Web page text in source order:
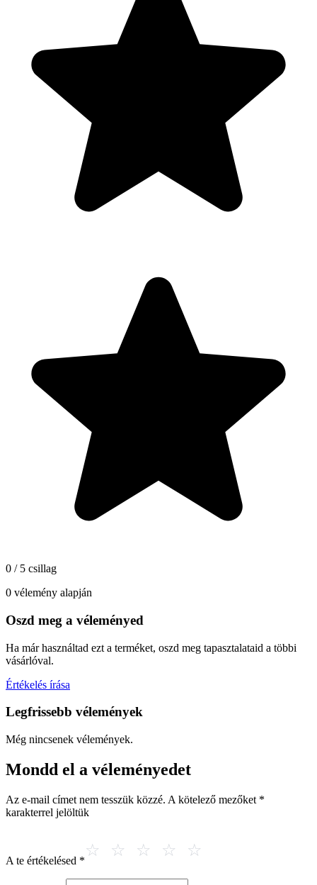
0 / 5 csillag
0 vélemény alapján
Oszd meg a véleményed
Ha már használtad ezt a terméket, oszd meg tapasztalataid a többi
vásárlóval.
Értékelés írása
Legfrissebb vélemények
Még nincsenek vélemények.
Mondd el a véleményedet
Az e-mail címet nem tesszük közzé. A kötelező mezőket *
karakterrel jelöltük
A te értékelésed *